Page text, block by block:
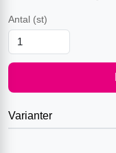
Antal (st)
Varianter